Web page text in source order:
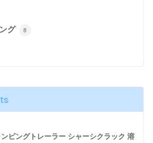
グ 8
ンピングトレーラー シャーシクラック 溶